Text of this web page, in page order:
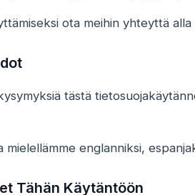
ota meihin yhteyttä
tästä
mielellämme englanniksi,
Tähän Käytäntöön